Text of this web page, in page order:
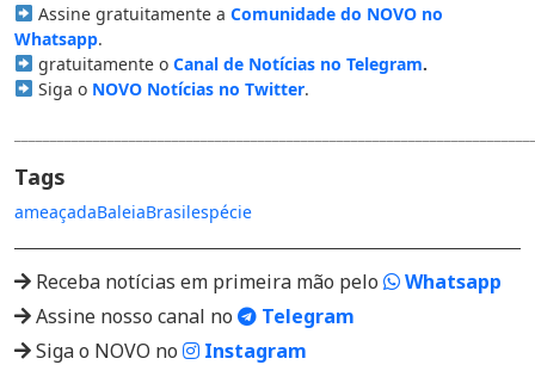
Assine gratuitamente a Comunidade do NOVO no
Whatsapp.
gratuitamente o Canal de Notícias no Telegram.
Siga o NOVO Notícias no Twitter.
Tags
ameaçadaBaleiaBrasilespécie
Receba notícias em primeira mão pelo
Whatsapp
Assine nosso canal no
Telegram
Siga o NOVO no
Instagram